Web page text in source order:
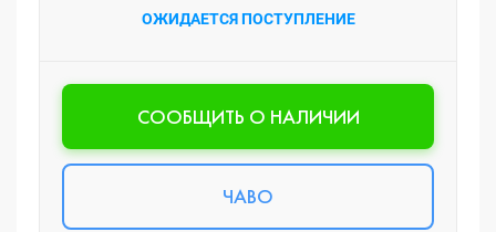
ОЖИДАЕТСЯ ПОСТУПЛЕНИЕ
CООБЩИТЬ О НАЛИЧИИ
ЧАВО